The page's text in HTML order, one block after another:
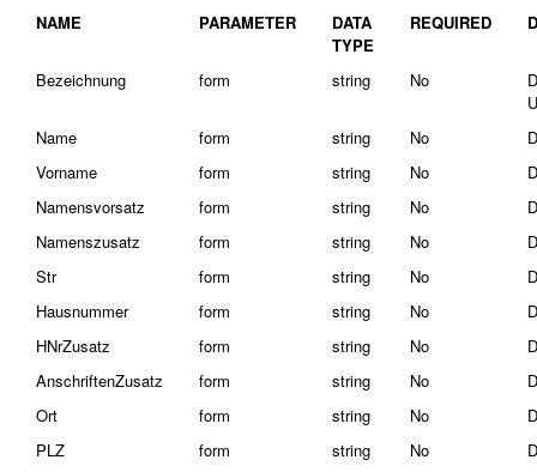
NAME PARAMETER
DATA
TYPE
REQUIRED
Bezeichnung form string No
Name
form string No
Vorname
form string No
Namensvorsatz
form string No
Namenszusatz
form string No
Str
form string No
Hausnummer
form string No
HNrZusatz
form string No
AnschriftenZusatz
form string No
Ort
form string No
PLZ
form string No